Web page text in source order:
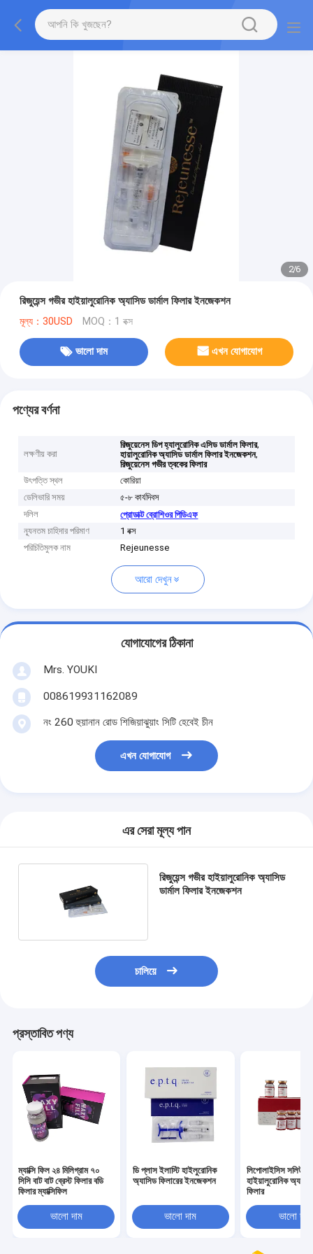
2/6
রিজুয়েন্স গভীর হাইয়ালুরোনিক অ্যাসিড ডার্মাল ফিলার ইনজেকশন
মূল্য：30USD MOQ：1 বক্স
ভালো দাম এখন যোগাযোগ
পণ্যের বর্ণনা
লক্ষণীয় করা
রিজুয়েনেস ডিপ হ্যালুরোনিক এসিড ডার্মাল ফিলার,
হায়ালুরোনিক অ্যাসিড ডার্মাল ফিলার ইনজেকশন,
রিজুয়েনেস গভীর ত্বকের ফিলার
উৎপত্তি স্থল
কোরিয়া
ডেলিভারি সময়
৫-৮ কার্যদিবস
দলিল
প্রোডাক্ট ব্রোশিওর পিডিএফ
ন্যূনতম চাহিদার পরিমাণ
1 বক্স
পরিচিতিমুলক নাম
Rejeunesse
আরো দেখুন
যোগাযোগের ঠিকানা
Mrs. YOUKI
008619931162089
নং 260 হুয়ানান রোড শিজিয়াঝুয়াং সিটি হেবেই চীন
এখন যোগাযোগ
এর সেরা মূল্য পান
রিজুয়েন্স গভীর হাইয়ালুরোনিক অ্যাসিড
ডার্মাল ফিলার ইনজেকশন
চালিয়ে
প্রস্তাবিত পণ্য
ম্যাক্সি ফিল ২৪ মিলিগ্রাম ৭০
সিসি বাট বাট ব্রেস্ট ফিলার বডি
ফিলার ম্যাক্সিফিল
ভালো দাম
ডি প্লাস ইলাস্টি হাইলুরোনিক
অ্যাসিড ফিলারের ইনজেকশন
ভালো দাম
লিপোলাইসিস সলিউশন
হাইয়ালুরোনিক অ্যাসিড
ফিলার
ভালো দাম